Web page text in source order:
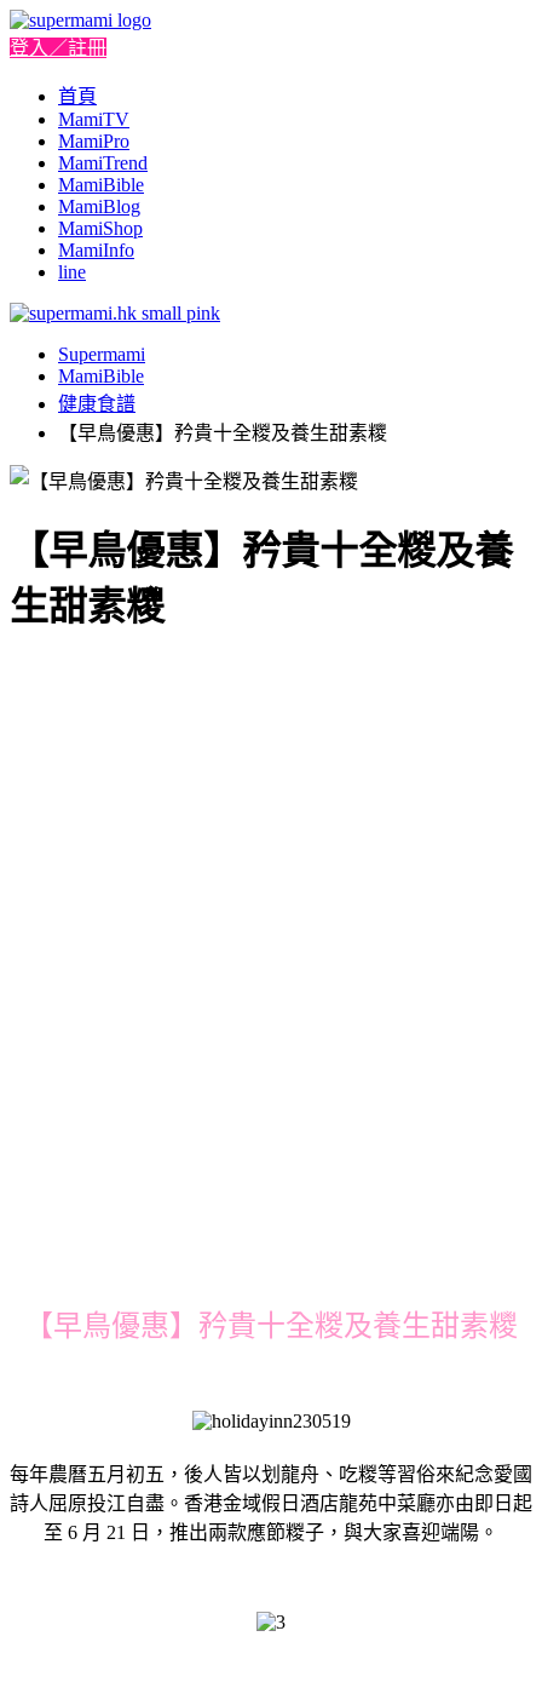
登入／註冊
首頁
MamiTV
MamiPro
MamiTrend
MamiBible
MamiBlog
MamiShop
MamiInfo
line
Supermami
MamiBible
健康食譜
【早鳥優惠】矜貴十全糉及養生甜素糭
【早鳥優惠】矜貴十全糉及養
生甜素糭
【早鳥優惠】矜貴十全糉及養生甜素糭
每年農曆五月初五，後人皆以划龍舟、吃糉等習俗來紀念愛國
詩人屈原投江自盡。香港金域假日酒店龍苑中菜廳亦由即日起
至 6 月 21 日，推出兩款應節糉子，與大家喜迎端陽。